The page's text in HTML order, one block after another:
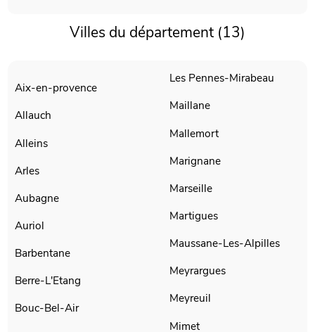
Villes du département (13)
Aix-en-provence
Allauch
Alleins
Arles
Aubagne
Auriol
Barbentane
Berre-L'Etang
Bouc-Bel-Air
Les Pennes-Mirabeau
Maillane
Mallemort
Marignane
Marseille
Martigues
Maussane-Les-Alpilles
Meyrargues
Meyreuil
Mimet